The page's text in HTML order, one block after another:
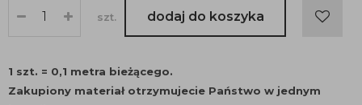
szt. dodaj do koszyka
1 szt. = 0,1 metra bieżącego.
Zakupiony materiał otrzymujecie Państwo w jednym